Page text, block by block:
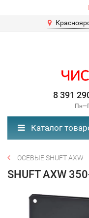
8 391
Каталог
ОСЕВЫЕ SHUFT AXW
SHUFT AXW